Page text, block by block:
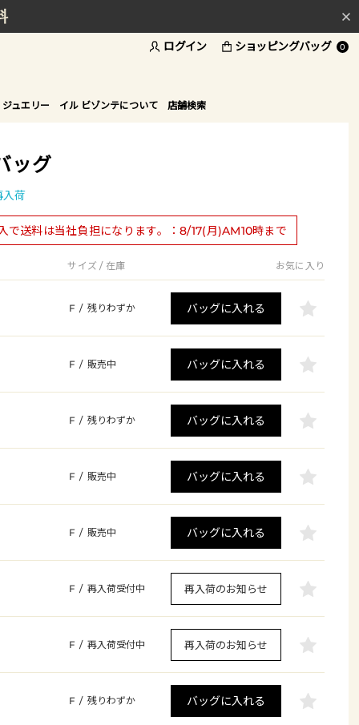
ログイン ショッピングバッグ 0
ュエリー イル ビゾンテについて 店舗検索
ッグ
入荷
で送料は当社負担になります。：8/17(月)AM10時まで
サイズ / 在庫 お気に入り
F / 残りわずか バッグに入れる
F / 販売中 バッグに入れる
F / 残りわずか バッグに入れる
F / 販売中 バッグに入れる
F / 販売中 バッグに入れる
F / 再入荷受付中 再入荷のお知らせ
F / 再入荷受付中 再入荷のお知らせ
F / 残りわずか バッグに入れる